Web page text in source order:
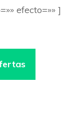
efecto=»» ]